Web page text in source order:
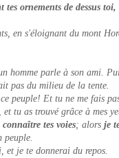
tes ornements de dessus
en s'éloignant du mont
homme parle à son ami.
pas du milieu de la tente.
peuple! Et tu ne me fais
tu as trouvé grâce à mes
tes voies; alors je
peuple.
et je te donnerai du repos.